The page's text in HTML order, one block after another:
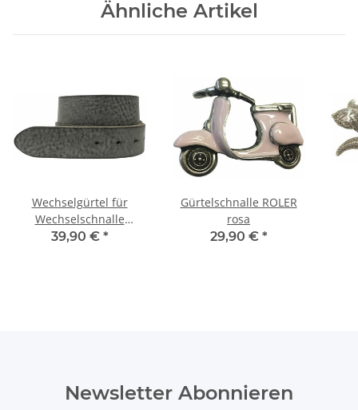
Ähnliche Artikel
Wechselgürtel für
Wechselschnalle
NATURGRAU
39,90 € *
Gürtelschnalle ROLER
rosa
29,90 € *
Newsletter Abonnieren